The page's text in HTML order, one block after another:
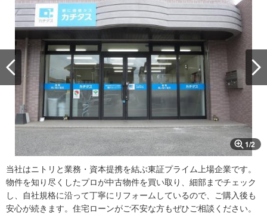
1/2
当社はニトリと業務・資本提携を結ぶ東証プライム上場企業です。
物件を知り尽くしたプロが中古物件を買い取り、細部までチェック
し、自社規格に沿って丁寧にリフォームしているので、ご購入後も
安心が続きます。住宅ローンがご不安な方もぜひご相談ください。